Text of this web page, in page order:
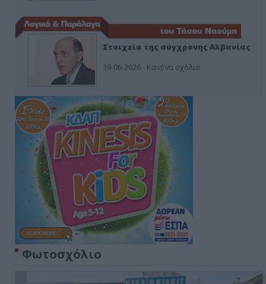
Στοιχεία της σύγχρονης Αλβανίας
19-06-2026 - Κανένα σχόλιο
Φωτοσχόλιο